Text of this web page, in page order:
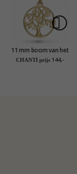
11 mm boom van het
leven hanger in 9
CHANTI prijs 144,-